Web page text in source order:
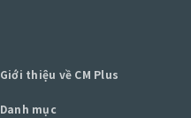
Giới thiệu về CM Plus
Danh mục